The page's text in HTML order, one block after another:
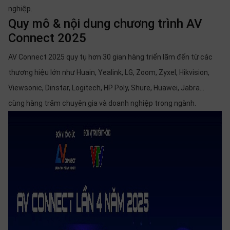
nghiệp.
Quy mô & nội dung chương trình AV
Connect 2025
AV Connect 2025 quy tụ hơn 30 gian hàng triển lãm đến từ các
thương hiệu lớn như Huain, Yealink, LG, Zoom, Zyxel, Hikvision,
Viewsonic, Dinstar, Logitech, HP Poly, Shure, Huawei, Jabra…
cùng hàng trăm chuyên gia và doanh nghiệp trong ngành.
khác
DANH
MỤC
KHÁC
Giải
pháp
Liên